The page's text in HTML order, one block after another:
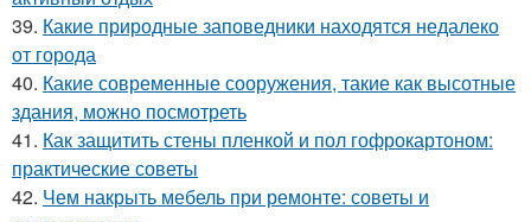
39. Какие природные заповедники находятся недалеко
от города
40. Какие современные сооружения, такие как высотные
здания, можно посмотреть
41. Как защитить стены пленкой и пол гофрокартоном:
практические советы
42. Чем накрыть мебель при ремонте: советы и